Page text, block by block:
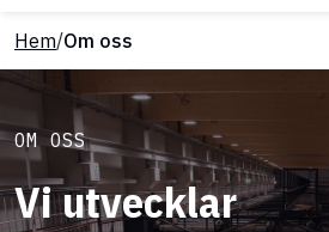
Hem/Om oss
OM OSS
Vi utvecklar